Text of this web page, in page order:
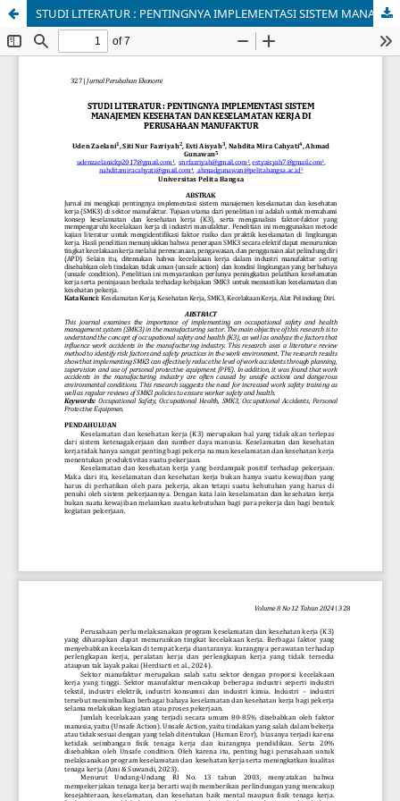
STUDI LITERATUR : PENTINGNYA IMPLEMENTASI SISTEM MANAJEMEN KESEHATAN DAN KESELAMATAN KERJA DI PERUSAHAAN MANUFAKTUR